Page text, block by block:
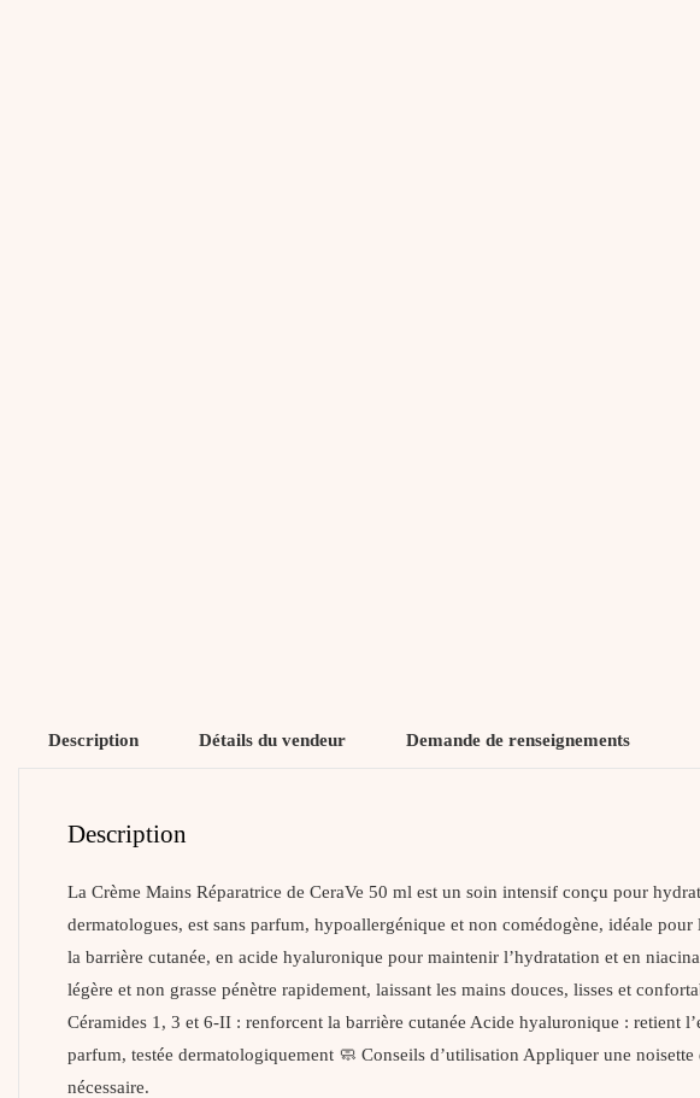
Description Détails du vendeur Demande de renseignements
Description
La Crème Mains Réparatrice de CeraVe 50 ml est un soin intensif conçu pour
dermatologues, est sans parfum, hypoallergénique et non comédogène, idéale
la barrière cutanée, en acide hyaluronique pour maintenir l’hydratation et en
légère et non grasse pénètre rapidement, laissant les mains douces, lisses et
Céramides 1, 3 et 6-II : renforcent la barrière cutanée Acide hyaluronique : retient
parfum, testée dermatologiquement 🧼 Conseils d’utilisation Appliquer une
nécessaire.